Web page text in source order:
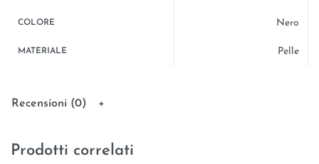
COLORE Nero
MATERIALE Pelle
Recensioni (0)
Prodotti correlati